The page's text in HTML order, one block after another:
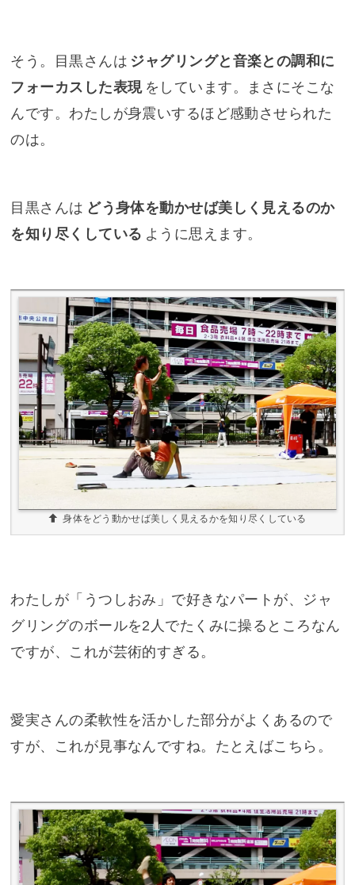
そう。目黒さんは ジャグリングと音楽との調和に
フォーカスした表現 をしています。まさにそこな
んです。わたしが身震いするほど感動させられた
のは。
目黒さんは どう身体を動かせば美しく見えるのか
を知り尽くしている ように思えます。
身体をどう動かせば美しく見えるかを知り尽くしている
わたしが「うつしおみ」で好きなパートが、ジャ
グリングのボールを2人でたくみに操るところなん
ですが、これが芸術的すぎる。
愛実さんの柔軟性を活かした部分がよくあるので
すが、これが見事なんですね。たとえばこちら。